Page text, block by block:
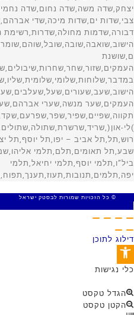
© כל הזכויות שמורות לבסטק ישראל
דילוג לתוכן
פתח סרגל נגישות
כלי נגישות
הגדל טקסט
הקטן טקסט